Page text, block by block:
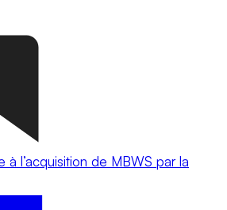
à l’acquisition de MBWS par la